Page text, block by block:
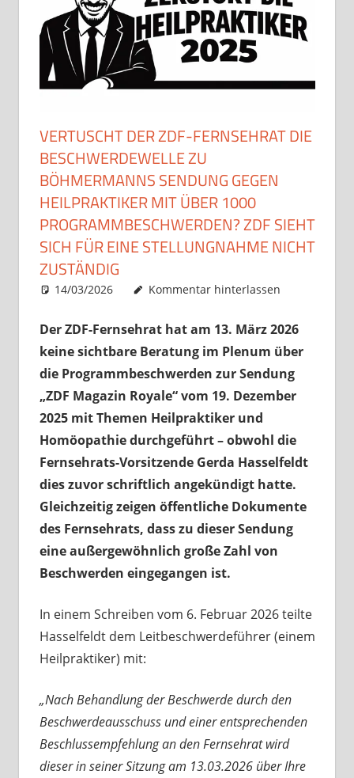
VERTUSCHT DER ZDF-FERNSEHRAT DIE
BESCHWERDEWELLE ZU
BÖHMERMANNS SENDUNG GEGEN
HEILPRAKTIKER MIT ÜBER 1000
PROGRAMMBESCHWERDEN? ZDF SIEHT
SICH FÜR EINE STELLUNGNAHME NICHT
ZUSTÄNDIG
14/03/2026 Christian J. Becker
Uncategorized
Kommentar hinterlassen
Der ZDF-Fernsehrat hat am 13. März 2026
keine sichtbare Beratung im Plenum über
die Programmbeschwerden zur Sendung
„ZDF Magazin Royale“ vom 19. Dezember
2025 mit Themen Heilpraktiker und
Homöopathie durchgeführt – obwohl die
Fernsehrats-Vorsitzende Gerda Hasselfeldt
dies zuvor schriftlich angekündigt hatte.
Gleichzeitig zeigen öffentliche Dokumente
des Fernsehrats, dass zu dieser Sendung
eine außergewöhnlich große Zahl von
Beschwerden eingegangen ist.
In einem Schreiben vom 6. Februar 2026 teilte
Hasselfeldt dem Leitbeschwerdeführer (einem
Heilpraktiker) mit:
„Nach Behandlung der Beschwerde durch den
Beschwerdeausschuss und einer entsprechenden
Beschlussempfehlung an den Fernsehrat wird
dieser in seiner Sitzung am 13.03.2026 über Ihre